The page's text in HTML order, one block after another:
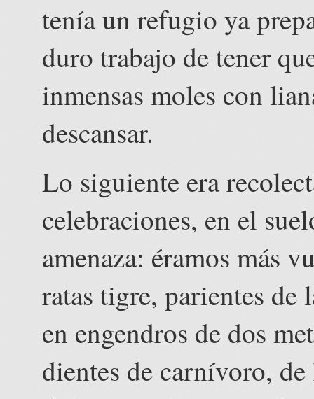
tenía un refugio ya
duro trabajo de tener
inmensas moles con
descansar.
Lo siguiente era
celebraciones, en el
amenaza: éramos más
ratas tigre, parientes de
en engendros de dos
dientes de carnívoro,